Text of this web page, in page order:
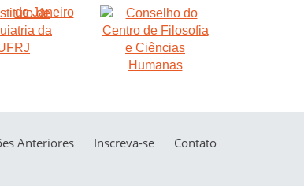
Anteriores Inscreva-se Contato